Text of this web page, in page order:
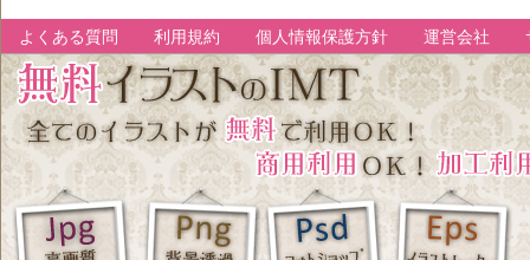
よくある質問 利用規約 個人情報保護方針 運営会社